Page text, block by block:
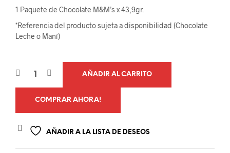
1 Paquete de Chocolate M&M’s x 43,9gr.
*Referencia del producto sujeta a disponibilidad (Chocolate
Leche o Maní)
AÑADIR AL CARRITO
COMPRAR AHORA!
AÑADIR A LA LISTA DE DESEOS